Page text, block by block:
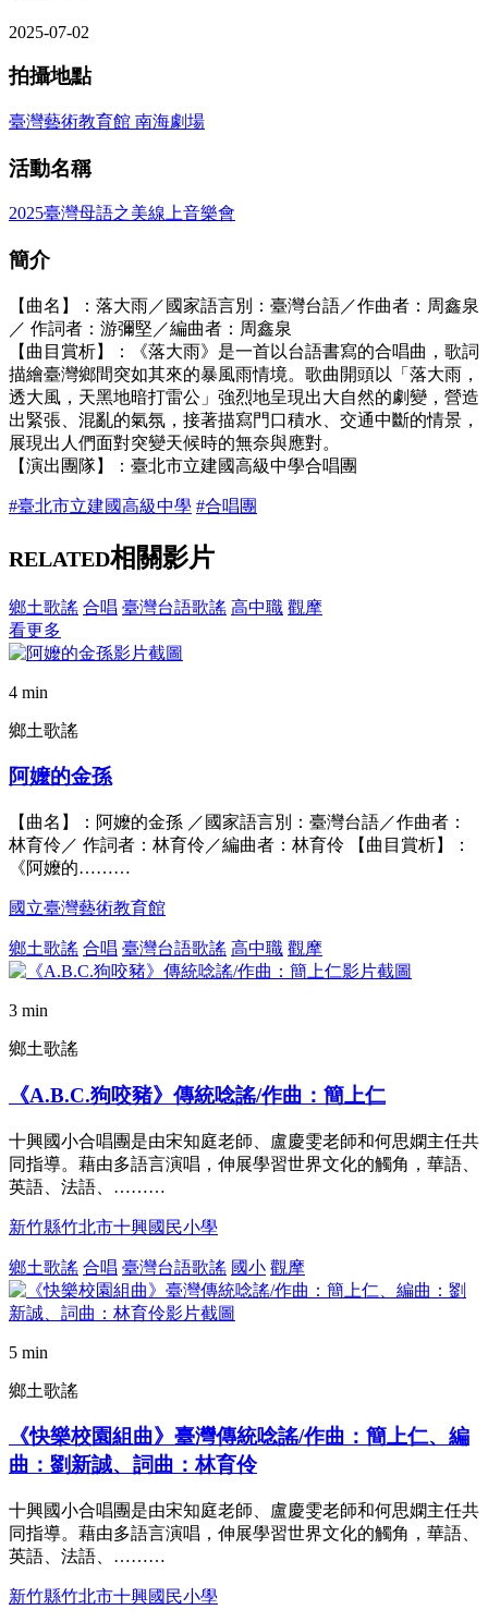
2025-07-02
拍攝地點
臺灣藝術教育館 南海劇場
活動名稱
2025臺灣母語之美線上音樂會
簡介
【曲名】：落大雨／國家語言別：臺灣台語／作曲者：周鑫泉
／ 作詞者：游彌堅／編曲者：周鑫泉
【曲目賞析】：《落大雨》是一首以台語書寫的合唱曲，歌詞
描繪臺灣鄉間突如其來的暴風雨情境。歌曲開頭以「落大雨，
透大風，天黑地暗打雷公」強烈地呈現出大自然的劇變，營造
出緊張、混亂的氣氛，接著描寫門口積水、交通中斷的情景，
展現出人們面對突變天候時的無奈與應對。
【演出團隊】：臺北市立建國高級中學合唱團
#臺北市立建國高級中學 #合唱團
RELATED相關影片
鄉土歌謠 合唱 臺灣台語歌謠 高中職 觀摩
看更多
4 min
鄉土歌謠
阿嬤的金孫
【曲名】：阿嬤的金孫 ／國家語言別：臺灣台語／作曲者：
林育伶／ 作詞者：林育伶／編曲者：林育伶 【曲目賞析】：
《阿嬤的………
國立臺灣藝術教育館
鄉土歌謠 合唱 臺灣台語歌謠 高中職 觀摩
3 min
鄉土歌謠
《A.B.C.狗咬豬》傳統唸謠/作曲：簡上仁
十興國小合唱團是由宋知庭老師、盧慶雯老師和何思嫻主任共
同指導。藉由多語言演唱，伸展學習世界文化的觸角，華語、
英語、法語、………
新竹縣竹北市十興國民小學
鄉土歌謠 合唱 臺灣台語歌謠 國小 觀摩
5 min
鄉土歌謠
《快樂校園組曲》臺灣傳統唸謠/作曲：簡上仁、編
曲：劉新誠、詞曲：林育伶
十興國小合唱團是由宋知庭老師、盧慶雯老師和何思嫻主任共
同指導。藉由多語言演唱，伸展學習世界文化的觸角，華語、
英語、法語、………
新竹縣竹北市十興國民小學